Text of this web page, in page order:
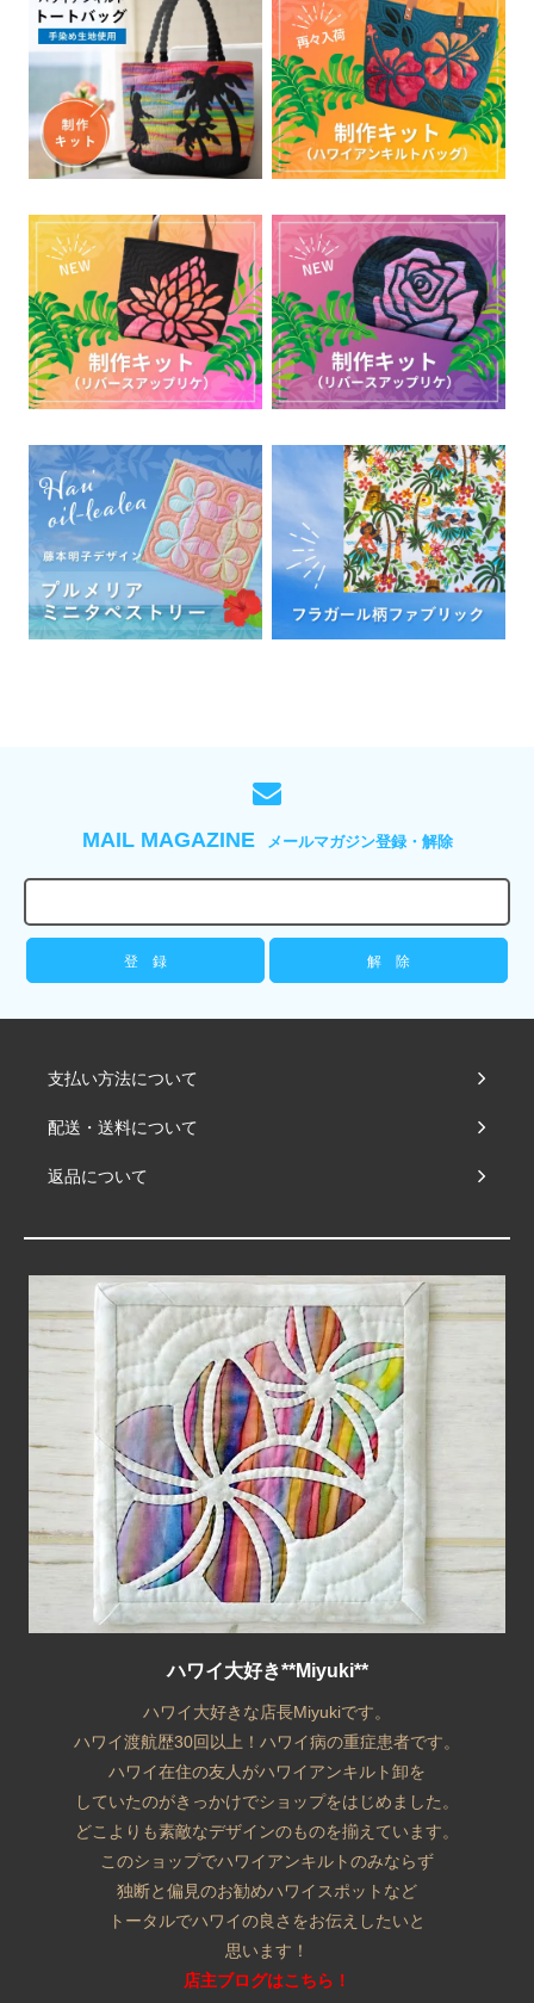
MAIL MAGAZINE メールマガジン登録・解除
支払い方法について
配送・送料について
返品について
ハワイ大好き**Miyuki**
ハワイ大好きな店長Miyukiです。
ハワイ渡航歴30回以上！ハワイ病の重症患者です。
ハワイ在住の友人がハワイアンキルト卸を
していたのがきっかけでショップをはじめました。
どこよりも素敵なデザインのものを揃えています。
このショップでハワイアンキルトのみならず
独断と偏見のお勧めハワイスポットなど
トータルでハワイの良さをお伝えしたいと
思います！
店主ブログはこちら！